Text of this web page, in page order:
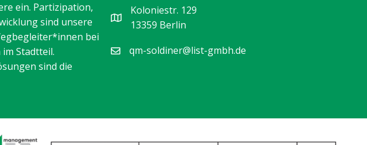
ein. Partizipation,
sind unsere
bei
Stadtteil.
sind die
Koloniestr. 129
13359 Berlin
qm-soldiner@list-gmbh.de